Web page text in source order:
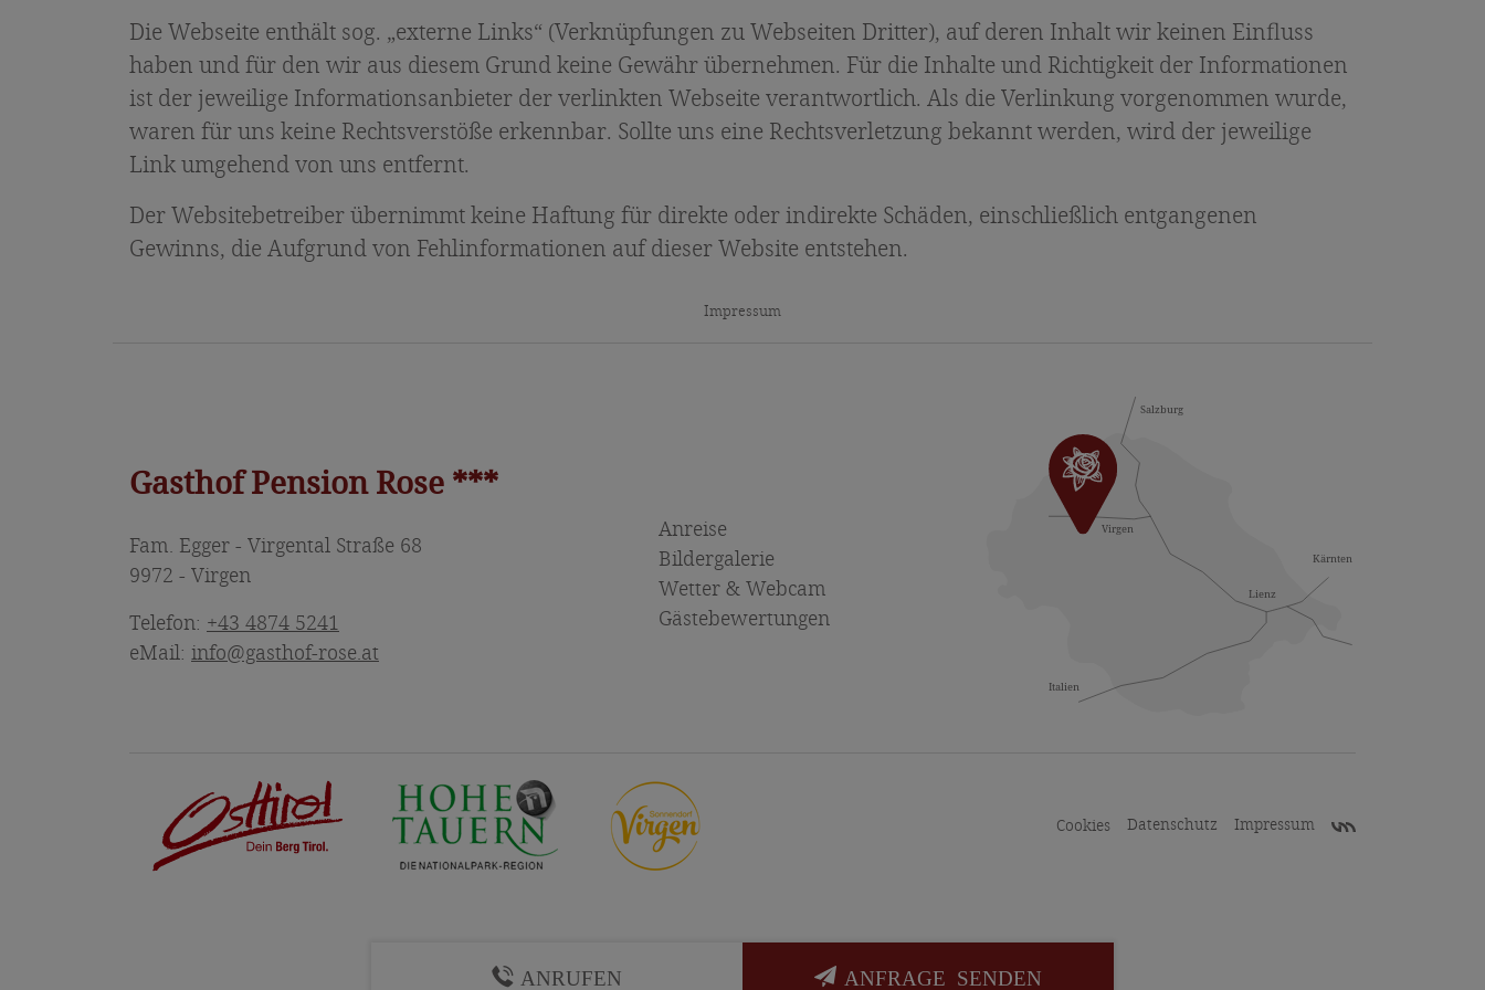
Die Webseite enthält sog. „externe Links“ (Verknüpfungen zu Webseiten Dritter), auf deren Inhalt wir keinen Einfluss
haben und für den wir aus diesem Grund keine Gewähr übernehmen. Für die Inhalte und Richtigkeit der Informationen
ist der jeweilige Informationsanbieter der verlinkten Webseite verantwortlich. Als die Verlinkung vorgenommen wurde,
waren für uns keine Rechtsverstöße erkennbar. Sollte uns eine Rechtsverletzung bekannt werden, wird der jeweilige
Link umgehend von uns entfernt.
Der Websitebetreiber übernimmt keine Haftung für direkte oder indirekte Schäden, einschließlich entgangenen
Gewinns, die Aufgrund von Fehlinformationen auf dieser Website entstehen.
Impressum
Gasthof Pension Rose ***
Fam. Egger - Virgental Straße 68
9972 - Virgen
Telefon: +43 4874 5241
eMail: info@gasthof-rose.at
Anreise
Bildergalerie
Wetter & Webcam
Gästebewertungen
Datenschutz Impressum
Cookies
ANRUFEN ANFRAGE SENDEN